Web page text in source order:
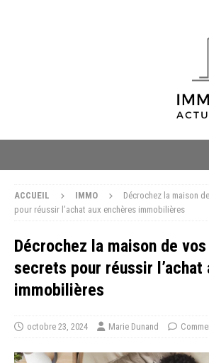
ACCUEIL IMMO
Décrochez la maison
pour réussir l’achat aux enchères immobilières
Décrochez la maison de
secrets pour réussir l’achat
immobilières
octobre 23, 2024 Marie Dunand